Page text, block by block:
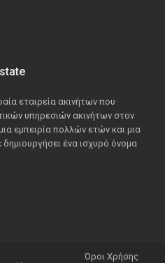
εταιρεία ακινήτων που
υπηρεσιών ακινήτων στον
εμπειρία πολλών ετών και μια
ένα ισχυρό όνομα
Όροι Χρήσης